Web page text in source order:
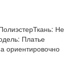
Не
Платье
ориентировочно